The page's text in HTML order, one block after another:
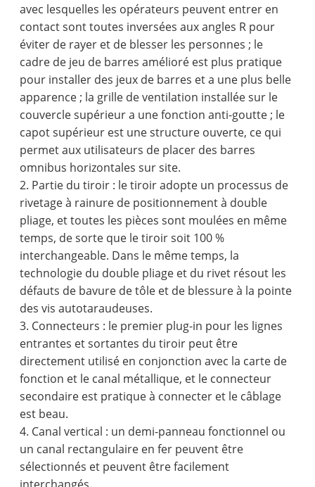
avec lesquelles les opérateurs peuvent entrer en
contact sont toutes inversées aux angles R pour
éviter de rayer et de blesser les personnes ; le
cadre de jeu de barres amélioré est plus pratique
pour installer des jeux de barres et a une plus belle
apparence ; la grille de ventilation installée sur le
couvercle supérieur a une fonction anti-goutte ; le
capot supérieur est une structure ouverte, ce qui
permet aux utilisateurs de placer des barres
omnibus horizontales sur site.
2. Partie du tiroir : le tiroir adopte un processus de
rivetage à rainure de positionnement à double
pliage, et toutes les pièces sont moulées en même
temps, de sorte que le tiroir soit 100 %
interchangeable. Dans le même temps, la
technologie du double pliage et du rivet résout les
défauts de bavure de tôle et de blessure à la pointe
des vis autotaraudeuses.
3. Connecteurs : le premier plug-in pour les lignes
entrantes et sortantes du tiroir peut être
directement utilisé en conjonction avec la carte de
fonction et le canal métallique, et le connecteur
secondaire est pratique à connecter et le câblage
est beau.
4. Canal vertical : un demi-panneau fonctionnel ou
un canal rectangulaire en fer peuvent être
sélectionnés et peuvent être facilement